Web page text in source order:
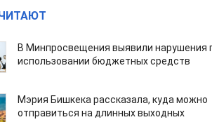
В Минпросвещения выявили нарушения
использовании бюджетных средств
Мэрия Бишкека рассказала, куда можно
отправиться на длинных выходных